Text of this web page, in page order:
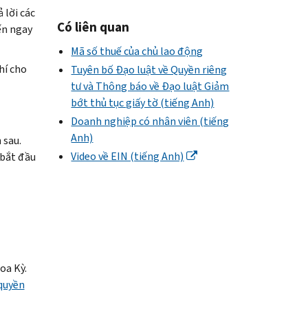
lời các
ngay
cho
đầu
Kỳ.
Có liên quan
Mã số thuế của chủ lao động
Tuyên bố Đạo luật về Quyền riêng
tư và Thông báo về Đạo luật Giảm
bớt thủ tục giấy tờ (tiếng Anh)
Doanh nghiệp có nhân viên (tiếng
Anh)
Video về EIN (tiếng Anh)